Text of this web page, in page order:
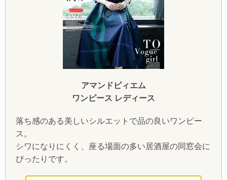
アマンドピィエム
ワンピース レディース
落ち感のある美しいシルエットで品の良いワンピー
ス。
シワになりにくく、座る場面の多い居酒屋の同窓会に
ぴったりです。